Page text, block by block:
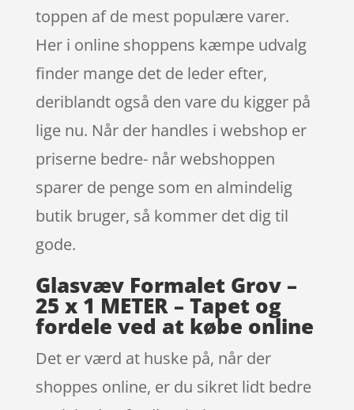
toppen af de mest populære varer.
Her i online shoppens kæmpe udvalg
finder mange det de leder efter,
deriblandt også den vare du kigger på
lige nu. Når der handles i webshop er
priserne bedre- når webshoppen
sparer de penge som en almindelig
butik bruger, så kommer det dig til
gode.
Glasvæv Formalet Grov –
25 x 1 METER – Tapet og
fordele ved at købe online
Det er værd at huske på, når der
shoppes online, er du sikret lidt bedre